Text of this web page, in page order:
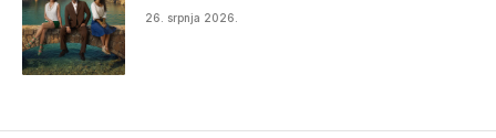
26. srpnja 2026.